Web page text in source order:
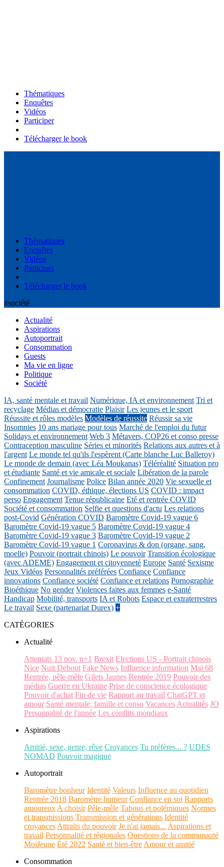
Thématiques
Enquêtes
Vidéos
Participer
Télécharger le book
Thématiques
Enquêtes
Vidéos
Participer
Télécharger le book
#société
Actualité
Aspirations
Autoportrait
Consommation
Guests
Ma vie en ligne
Politique
Société
IA, santé mentale et travail Numérique, IA et environnement Tri et
recyclage Médias et démocratie Plaisir Les jeunes et le sport
Réussite et rôles modèles Modèles de réussite Réussir sa vie
Insomnies 10 ans mariage pour tous Marché de l'emploi du futur
Solidays et environnement Web 3 Métavers, COP26 et conso presse
Contraception masculine Séries et minorités Relations aux autres et à
l'argent Le monde tel qu'ils l'espèrent (Carte blanche Luc Balleroy)
Le monde de demain (avec Léa Moukanas) Téléréalité Situation pro
et étudiante Santé et vie amicale et sociale Libération de la parole
Confinement Journalisme Police Bilan année 2020 Vie sexuelle et
consommation COVID, éthique, élections US COVID : impact
perso Engagement Tenue républicaine Eté et rentrée COVID
Société et consommation Selfie et questions d'actu Les relations
post-Covid Génération COVID Baromètre Covid-19 vague 6
Baromètre Covid-19 vague 5 Baromètre Covid-19 vague 4
Baromètre Covid-19 vague 3 Baromètre Covid-19 vague 2
Baromètre Covid-19 vague 1 Coronavirus & don (organe, sang,
moelle) Pouvoir (portrait chinois) Le pouvoir Transition écologique
(avec ADEME) Engagement et citoyenneté Europe Santé Sexisme
Jeux Vidéos Personnalités préférées Confiance Confiance
innovations Confiance société Confiance et relations Pornographie
Bioéthique No gender Violences faites aux femmes e-Santé
Handicap Mobilité, transports IA et Robots Espace et extraterrestres
Le travail Sexe (partenariat Durex) +
CATÉGORIES
Actualité
Attentats 13 nov. n+1 Brexit Elections US - Portrait chinois
Nice Nuit Debout Fake News Influence information Mai 68
Rentrée, pêle-mêle Gilets Jaunes Rentrée 2019 Pouvoir des
médias Guerre en Ukraine Prise de conscience écologique
Pouvoir d'achat Fin de vie Rapport au travail ChatGPT et
amour Santé mentale, famille et conso Vacances Actualités JO
Personnalité de l'année Les conflits mondiaux
Aspirations
Amitié, sexe, genre, rêve Croyances Tu préfères... ? UDES
NOMAD Pouvoir magique
Autoportrait
Baromètre bonheur Identité Valeurs Influence au quotidien
Rentrée 2018 Baromètre humeur Confiance en soi Rapports
amoureux A choisir Pêle-mêle Tabous et polémiques Normes
et transmissions Transmission et générations Identité
croyances Attraits du pouvoir Je n'ai jamais... Aspirations et
travail Personnalité et régionales Questions de la communauté
MoiJeune Été 2022 Santé et bien-être Amour et amitié
Consommation